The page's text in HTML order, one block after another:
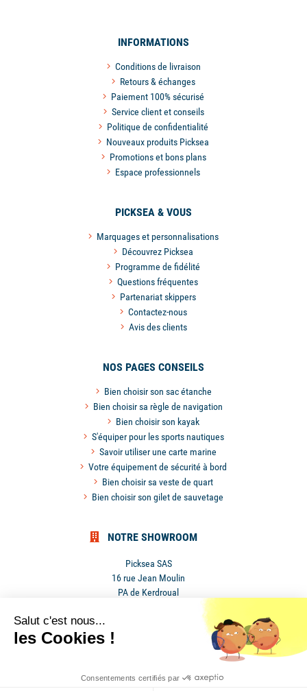
INFORMATIONS
Conditions de livraison
Retours & échanges
Paiement 100% sécurisé
Service client et conseils
Politique de confidentialité
Nouveaux produits Picksea
Promotions et bons plans
Espace professionnels
PICKSEA & VOUS
Marquages et personnalisations
Découvrez Picksea
Programme de fidélité
Questions fréquentes
Partenariat skippers
Contactez-nous
Avis des clients
NOS PAGES CONSEILS
Bien choisir son sac étanche
Bien choisir sa règle de navigation
Bien choisir son kayak
S'équiper pour les sports nautiques
Savoir utiliser une carte marine
Votre équipement de sécurité à bord
Bien choisir sa veste de quart
Bien choisir son gilet de sauvetage
NOTRE SHOWROOM
Picksea SAS
16 rue Jean Moulin
PA de Kerdroual
Conditions générales de ventes Cookies
Salut c'est nous...
les Cookies !
Consentements certifiés par